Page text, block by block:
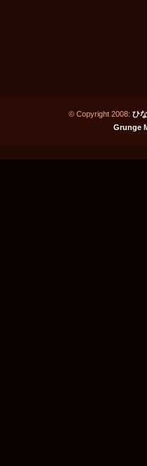
© Copyright 2008: ひ
Grunge